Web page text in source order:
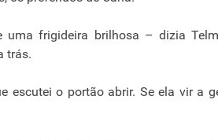
uma frigideira brilhosa – dizia
trás.
escutei o portão abrir. Se ela vir a